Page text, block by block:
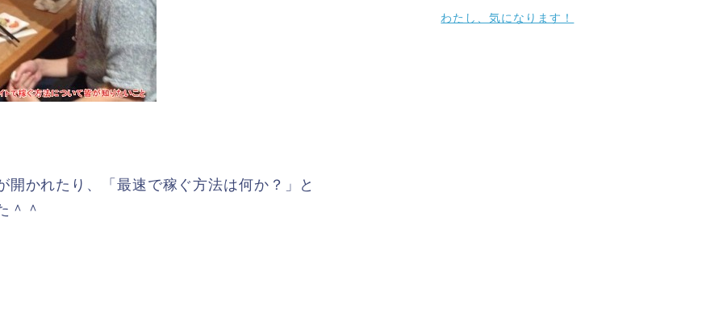
かれたり、「最速で稼ぐ方法は何か？」と
＾＾
わたし、気になります！